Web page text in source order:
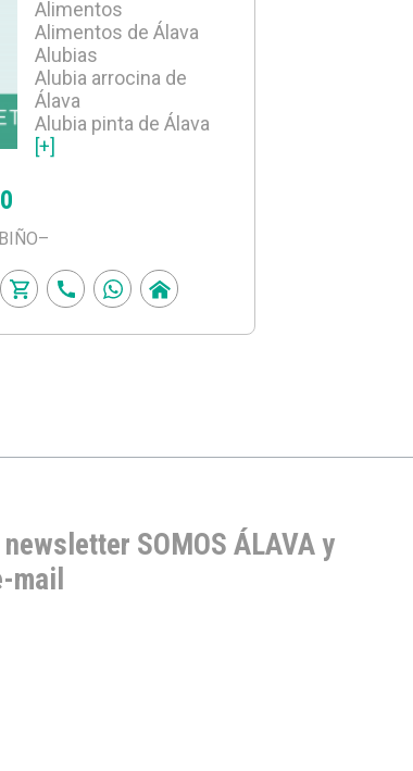
Alimentos
Alimentos de Álava
Alubias
Alubia arrocina de
Álava
Alubia pinta de Álava
[+]
SOMOS ÁLAVA y
mail